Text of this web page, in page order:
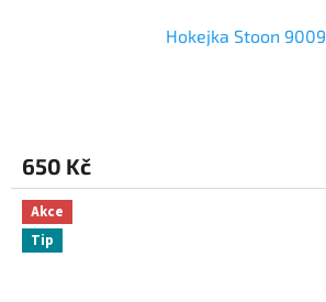
Hokejka Stoon 9009
650 Kč
Akce
Tip